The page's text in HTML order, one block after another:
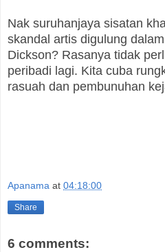
Nak suruhanjaya sisatan
skandal artis digulung
Dickson? Rasanya tidak
peribadi lagi. Kita cuba
rasuah dan pembunuhan
Apanama at 04:18:00
Share
6 comments: